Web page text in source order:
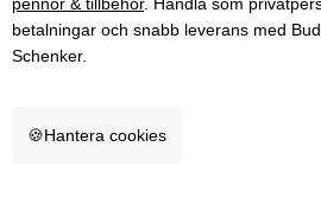
pennor & tillbehör. Handla som
betalningar och snabb leverans med
Schenker.
🍪Hantera cookies